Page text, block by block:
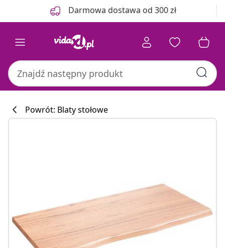
Darmowa dostawa od 300 zł
Powrót: Blaty stołowe